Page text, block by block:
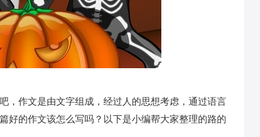
，作文是由文字组成，经过人的思想考虑，通过语言
好的作文该怎么写吗？以下是小编帮大家整理的路的